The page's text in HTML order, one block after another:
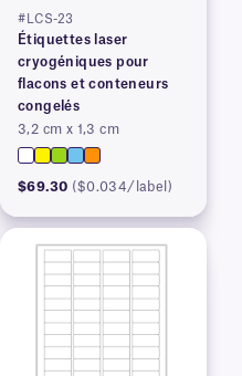
#LCS-23
Étiquettes laser
cryogéniques pour
flacons et conteneurs
congelés
3,2 cm x 1,3 cm
$69.30 ($0.034/label)